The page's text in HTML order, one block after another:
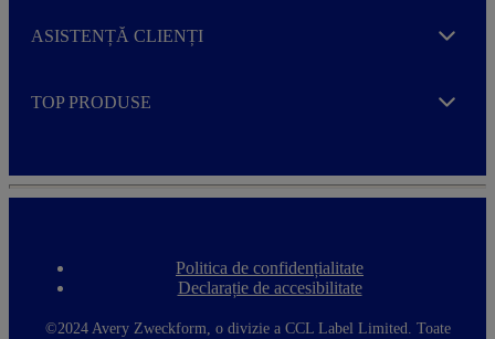
ASISTENȚĂ CLIENȚI Expand
TOP PRODUSE Expand
F
o
t
Politica de confidențialitate
Declarație de accesibilitate
©2024 Avery Zweckform, o divizie a CCL Label Limited. Toate